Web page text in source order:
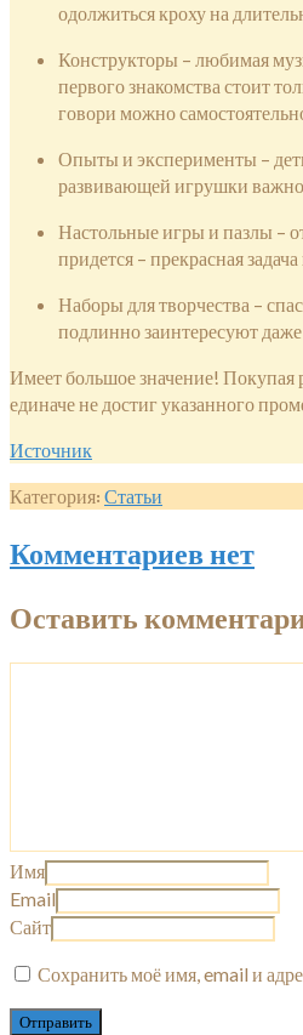
одолжиться кроху на
Конструкторы – любимая
первого знакомства стоит
говори можно
Опыты и эксперименты –
развивающей игрушки важно
Настольные игры и пазлы –
придется – прекрасная
Наборы для творчества –
подлинно заинтересуют
Имеет большое значение! Покупая
единаче не достиг указанного
Источник
Категория: Статьи
Комментариев нет
Оставить
Имя
Email
Сайт
Сохранить моё имя, email и